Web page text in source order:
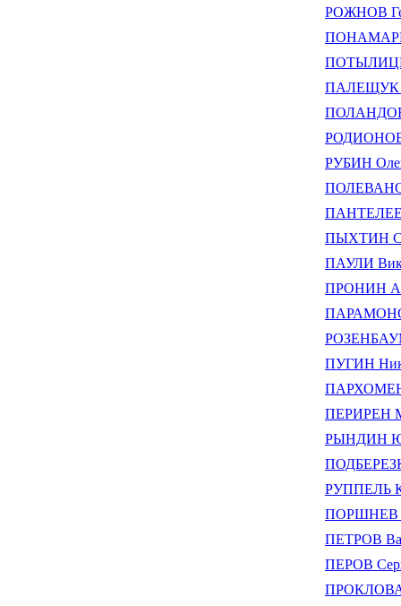
РОЖНОВ
ПАЛЕЩУК
ПОЛАНДОВ
РОДИОНОВ
РУБИН
ПЫХТИН
ПАУЛИ
ПРОНИН
ПУГИН
ПЕРИРЕН
РЫНДИН
РУППЕЛЬ
ПОРШНЕВ
ПЕТРОВ
ПЕРОВ
ПРОКЛОВА